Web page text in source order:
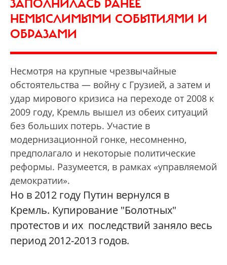
ЗАПОЛНИЛАСЬ РАНЕЕ
НЕМЫСЛИМЫМИ СОБЫТИЯМИ И
ОБРАЗАМИ
Несмотря на крупные чрезвычайные
обстоятельства — войну с Грузией, а затем и
удар мирового кризиса на переходе от 2008 к
2009 году, Кремль вышел из обеих ситуаций
без больших потерь. Участие в
модернизационной гонке, несомненно,
предполагало и некоторые политические
реформы. Разумеется, в рамках «управляемой
демократии».
Но в 2012 году Путин вернулся в
Кремль. Купирование "Болотных"
протестов и их последствий заняло весь
период 2012-2013 годов.